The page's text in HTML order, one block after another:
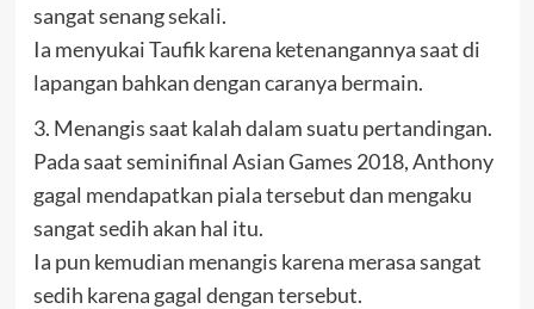
sangat senang sekali.
Ia menyukai Taufik karena ketenangannya saat di
lapangan bahkan dengan caranya bermain.
3. Menangis saat kalah dalam suatu pertandingan.
Pada saat seminifinal Asian Games 2018, Anthony
gagal mendapatkan piala tersebut dan mengaku
sangat sedih akan hal itu.
Ia pun kemudian menangis karena merasa sangat
sedih karena gagal dengan tersebut.